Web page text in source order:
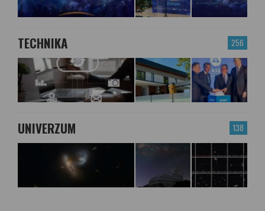
256
TECHNIKA
138
UNIVERZUM